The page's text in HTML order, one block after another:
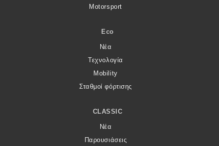
Motorsport
Eco
Νέα
Τεχνολογία
Mobility
Σταθμοί φόρτισης
CLASSIC
Νέα
Παρουσιάσεις